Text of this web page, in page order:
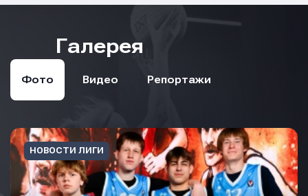
Галерея
Фото Видео Репортажи
НОВОСТИ ЛИГИ